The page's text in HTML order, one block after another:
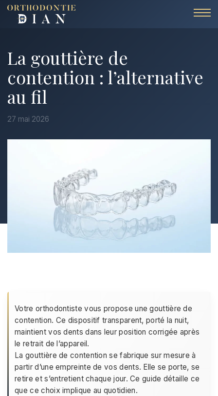
Aller au contenu
La gouttière de
contention : l’alternative
au fil
27 mai 2026
Votre orthodontiste vous propose une gouttière de
contention. Ce dispositif transparent, porté la nuit,
maintient vos dents dans leur position corrigée après
le retrait de l’appareil.
La gouttière de contention se fabrique sur mesure à
partir d’une empreinte de vos dents. Elle se porte, se
retire et s’entretient chaque jour. Ce guide détaille ce
que ce choix implique au quotidien.